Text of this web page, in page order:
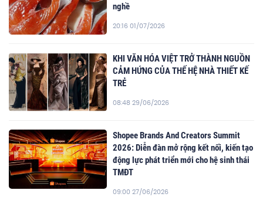
nghề
20:16 01/07/2026
KHI VĂN HÓA VIỆT TRỞ THÀNH NGUỒN
CẢM HỨNG CỦA THẾ HỆ NHÀ THIẾT KẾ
TRẺ
08:48 29/06/2026
Shopee Brands And Creators Summit
2026: Diễn đàn mở rộng kết nối, kiến tạo
động lực phát triển mới cho hệ sinh thái
TMĐT
09:00 27/06/2026